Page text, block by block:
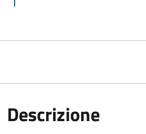
Descrizione